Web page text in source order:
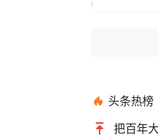
头条热榜
把百年